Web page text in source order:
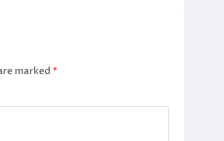
marked *